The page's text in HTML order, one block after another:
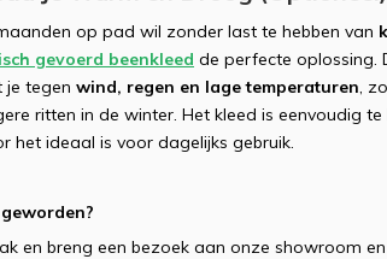
op pad wil zonder last te hebben van
gevoerd beenkleed de perfecte oplossing.
je tegen wind, regen en lage temperaturen,
ritten in de winter. Het kleed is eenvoudig te
het ideaal is voor dagelijks gebruik.
en breng een bezoek aan onze showroom